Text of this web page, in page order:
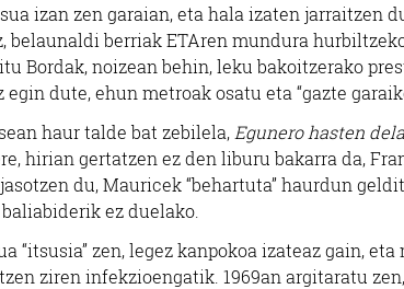
izan zen garaian, eta hala izaten jarraitzen
belaunaldi berriak ETAren mundura
Bordak, noizean behin, leku bakoitzerako
egin dute, ehun metroak osatu eta “gazte
haur talde bat zebilela, Egunero hasten
hirian gertatzen ez den liburu bakarra da,
du, Mauricek “behartuta” haurdun
ez duelako.
“itsusia” zen, legez kanpokoa izateaz gain,
ziren infekzioengatik. 1969an argitaratu